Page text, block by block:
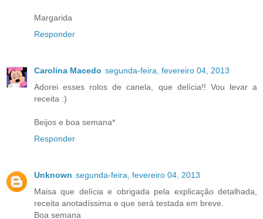
Margarida
Responder
Carolina Macedo segunda-feira, fevereiro 04, 2013
Adorei esses rolos de canela, que delícia!! Vou levar a
receita :)
Beijos e boa semana*
Responder
Unknown segunda-feira, fevereiro 04, 2013
Maisa que delícia e obrigada pela explicação detalhada,
receita anotadíssima e que será testada em breve.
Boa semana